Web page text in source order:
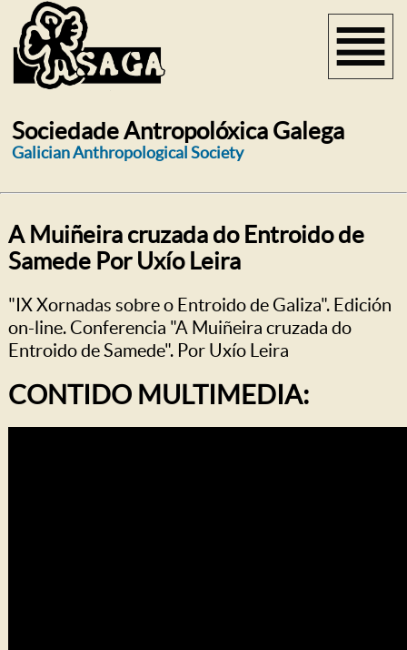
Sociedade Antropolóxica Galega
Galician Anthropological Society
A Muiñeira cruzada do Entroido de
Samede Por Uxío Leira
"IX Xornadas sobre o Entroido de Galiza". Edición
on-line. Conferencia "A Muiñeira cruzada do
Entroido de Samede". Por Uxío Leira
CONTIDO MULTIMEDIA: